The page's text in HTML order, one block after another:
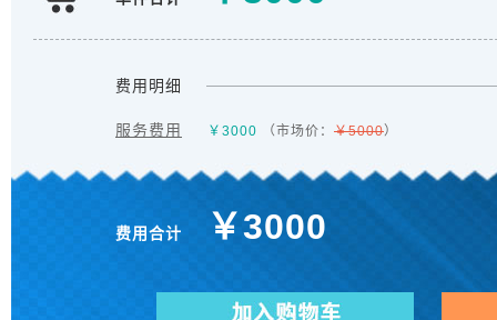
费用明细
服务费用 ￥ 3000 （市场价： ￥5000）
费用合计 ￥3000